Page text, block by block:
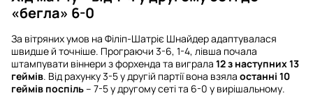
«бегла» 6-0
За вітряних умов на Філіп-Шатріє Шнайдер адаптувалася
швидше й точніше. Програючи 3-6, 1-4, лівша почала
штампувати віннери з форхенда та виграла 12 з наступних 13
геймів. Від рахунку 3-5 у другій партії вона взяла останні 10
геймів поспіль– 7-5 у другому сеті та 6-0 у вирішальному.